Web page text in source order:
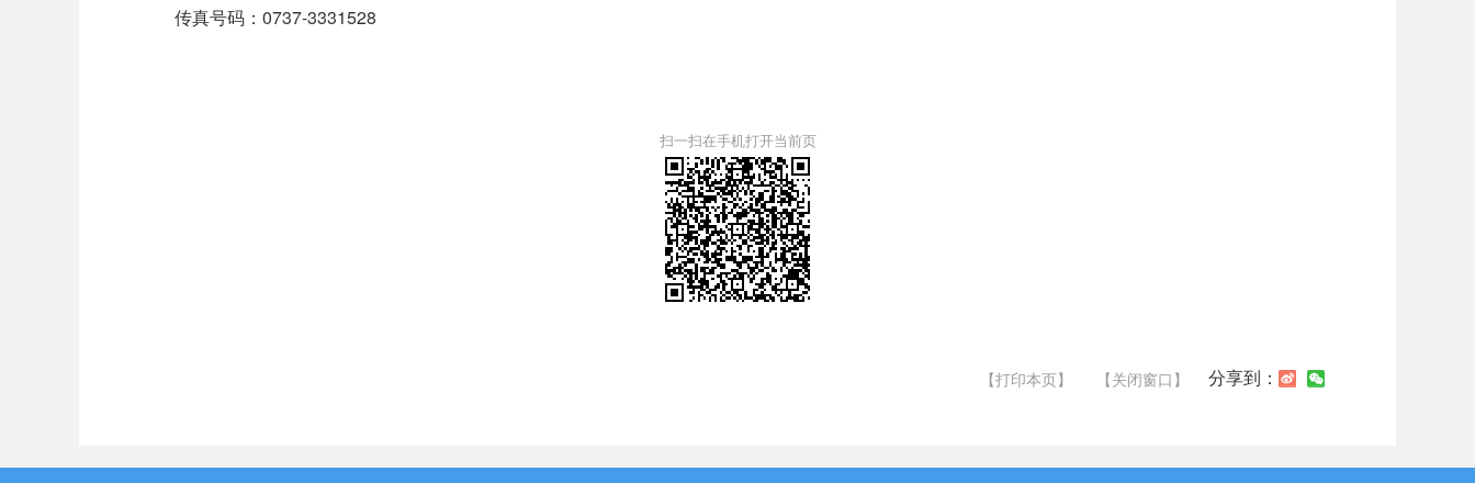
传真号码：0737-3331528
扫一扫在手机打开当前页
【打印本页】 【关闭窗口】 分享到：